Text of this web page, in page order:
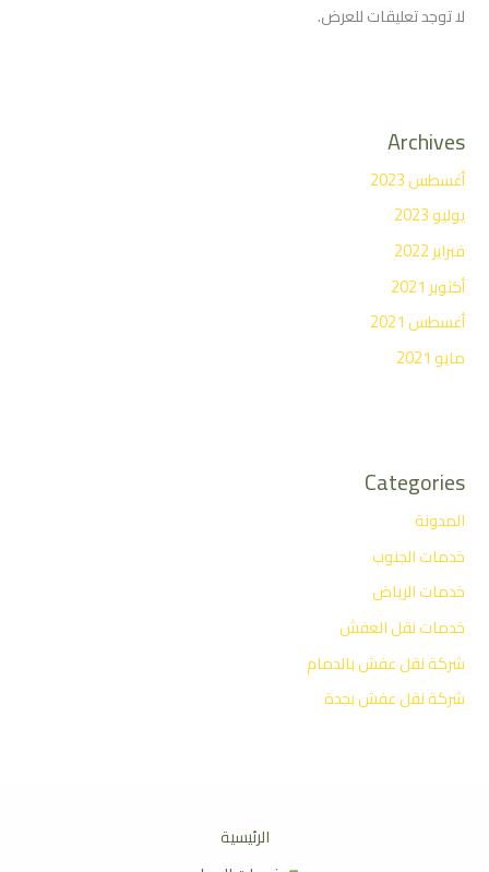
لا توجد تعليقات للعرض.
Archives
أغسطس 2023
يوليو 2023
فبراير 2022
أكتوبر 2021
أغسطس 2021
مايو 2021
Categories
المدونة
خدمات الجنوب
خدمات الرياض
خدمات نقل العفش
شركة نقل عفش بالدمام
شركة نقل عفش بجدة
الرئيسية